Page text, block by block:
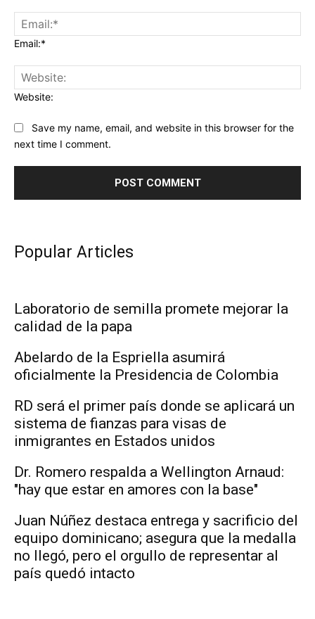
Email:*
Website:
Save my name, email, and website in this browser for the
next time I comment.
Popular Articles
Laboratorio de semilla promete mejorar la
calidad de la papa
Abelardo de la Espriella asumirá
oficialmente la Presidencia de Colombia
RD será el primer país donde se aplicará un
sistema de fianzas para visas de
inmigrantes en Estados unidos
Dr. Romero respalda a Wellington Arnaud:
"hay que estar en amores con la base"
Juan Núñez destaca entrega y sacrificio del
equipo dominicano; asegura que la medalla
no llegó, pero el orgullo de representar al
país quedó intacto